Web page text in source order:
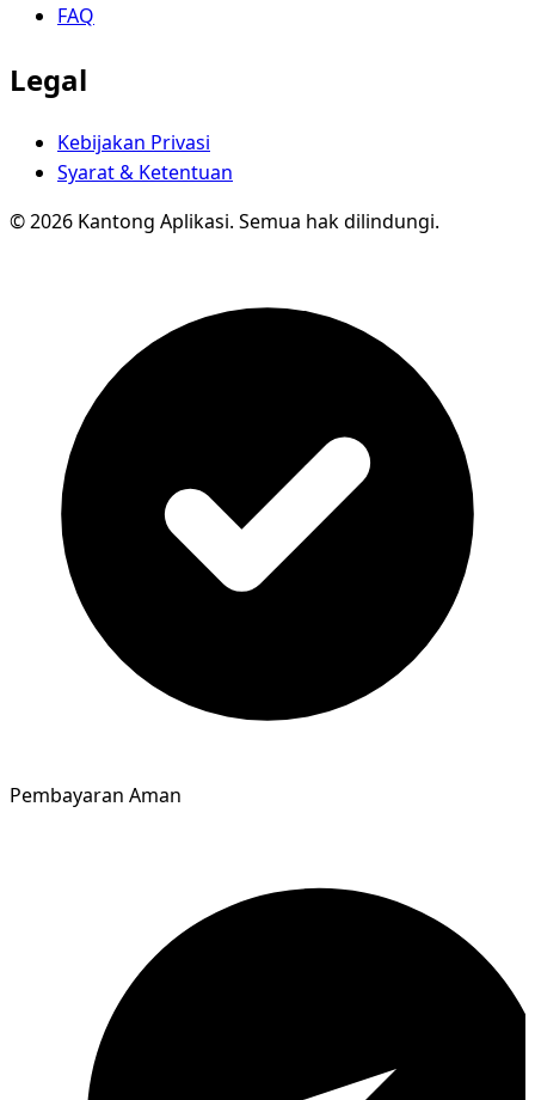
FAQ
Legal
Kebijakan Privasi
Syarat & Ketentuan
© 2026 Kantong Aplikasi. Semua hak dilindungi.
Pembayaran Aman